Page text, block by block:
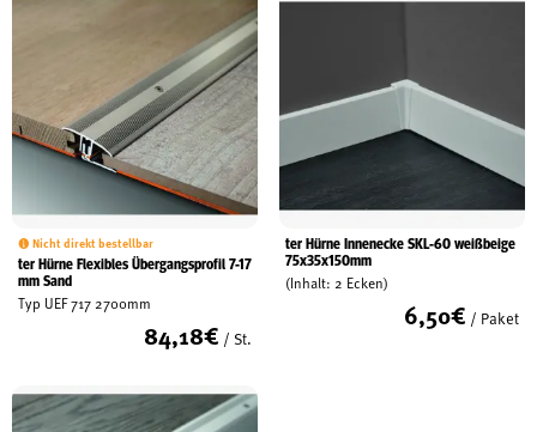
Nicht direkt bestellbar
ter Hürne Flexibles Übergangsprofil 7-17
mm Sand
Typ UEF 717 2700mm
84,18€ / St.
ter Hürne Innenecke SKL-60 weißbeige
75x35x150mm
(Inhalt: 2 Ecken)
6,50€ / Paket